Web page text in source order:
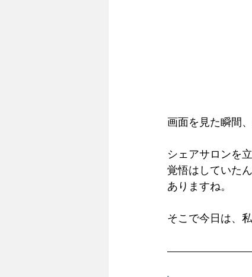
画面を見た瞬間
シェアサロンを
覚悟はしていた
ありますね。
そこで今日は、